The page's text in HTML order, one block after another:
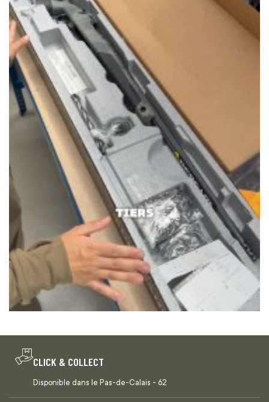
CLICK & COLLECT
Disponible dans le Pas-de-Calais - 62